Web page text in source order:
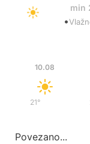
min
•
10.08
21°
Povezano...